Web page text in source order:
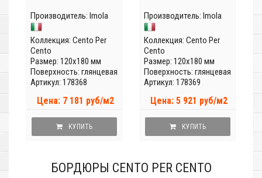
Производитель: Imola
Коллекция: Cento Per
Cento
Размер: 120x180 мм
Поверхность: глянцевая
Артикул: 178368
Цена: 7 181 руб/м2
КУПИТЬ
Производитель: Imola
Коллекция: Cento Per
Cento
Размер: 120x180 мм
Поверхность: глянцевая
Артикул: 178369
Цена: 5 921 руб/м2
КУПИТЬ
БОРДЮРЫ CENTO PER CENTO